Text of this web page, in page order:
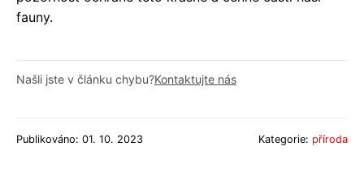
fauny.
Našli jste v článku chybu?Kontaktujte nás
Publikováno: 01. 10. 2023 Kategorie: příroda